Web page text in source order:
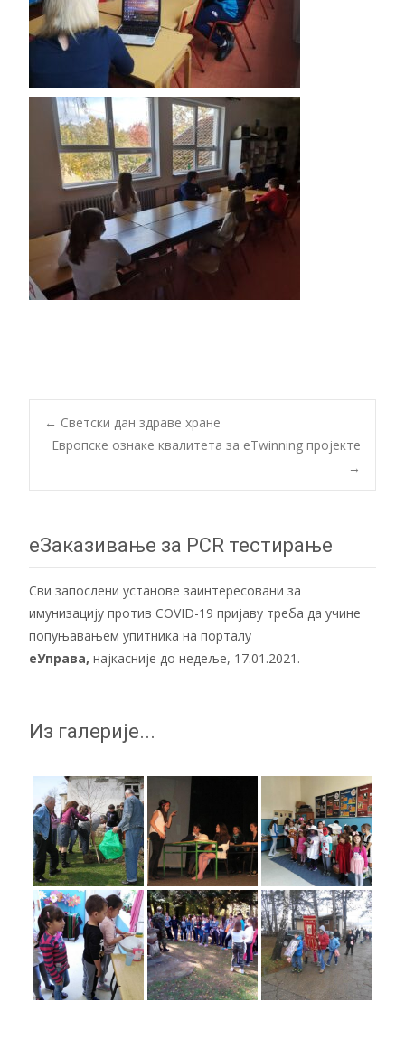
Post
navigation
← Светски дан здраве хране
Европске ознаке квалитета за eTwinning пројекте
→
еЗаказивање за PCR тестирање
Сви запослени установе заинтересовани за
имунизацију против COVID-19 пријаву треба да учине
попуњавањем упитника на порталу
еУправа, најкасније до недеље, 17.01.2021.
Из галерије...